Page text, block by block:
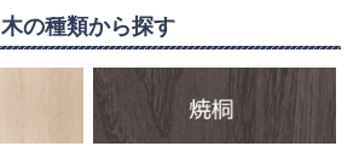
木の種類から探す